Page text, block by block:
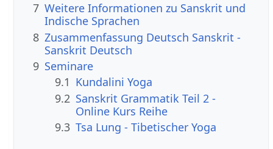
7 Weitere Informationen zu Sanskrit und
Indische Sprachen
8 Zusammenfassung Deutsch Sanskrit -
Sanskrit Deutsch
9 Seminare
9.1 Kundalini Yoga
9.2 Sanskrit Grammatik Teil 2 -
Online Kurs Reihe
9.3 Tsa Lung - Tibetischer Yoga